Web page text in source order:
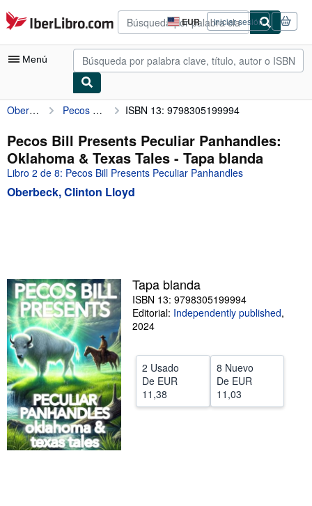
Pasar al contenido principal
IberLibro.com EUR
Preferencias
de
compra
del
Iniciar sesión
Menú
Mi cuenta
Consultar mis pedidos
Búsqueda avanzada
Colecciones
Comenzar a vender
Ayuda
CERRAR
Oberbeck, Clinton Lloyd Pecos Bill Presents Peculiar Panhandles: Oklahoma & Texas Tales ISBN 13: 9798305199994
Pecos Bill Presents Peculiar Panhandles:
Oklahoma & Texas Tales - Tapa blanda
Libro 2 de 8: Pecos Bill Presents Peculiar Panhandles
Oberbeck, Clinton Lloyd
Tapa blanda
ISBN 13: 9798305199994
Editorial: Independently published,
2024
2 Usado
De EUR
11,38
8 Nuevo
De EUR
11,03